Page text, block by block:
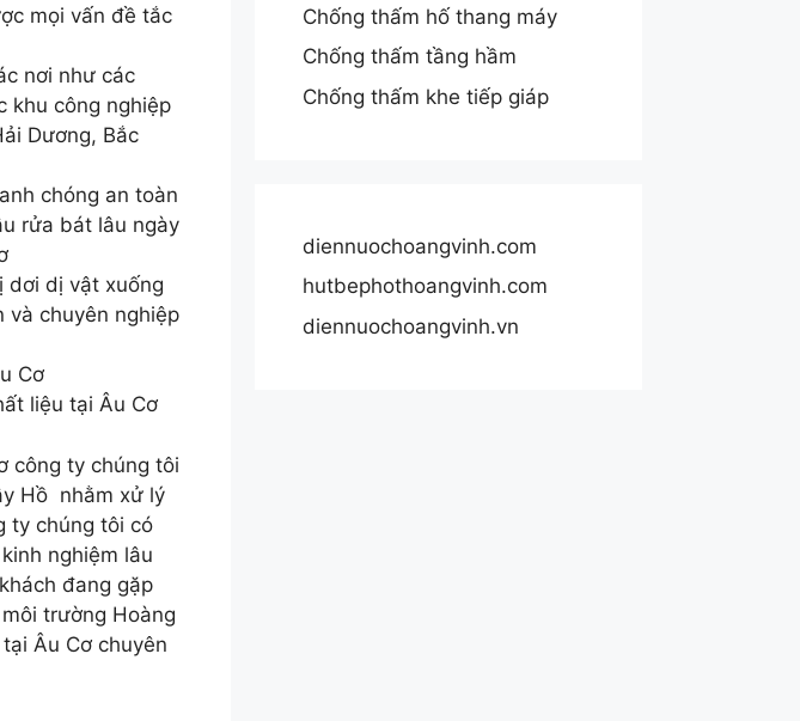
mọi vấn đề tắc
nơi như các
khu công nghiệp
Dương, Bắc
chóng an toàn
rửa bát lâu ngày
dơi dị vật xuống
và chuyên nghiệp
Cơ
liệu tại Âu Cơ
công ty chúng tôi
Hồ nhằm xử lý
ty chúng tôi có
nghiệm lâu
đang gặp
trường Hoàng
Âu Cơ chuyên
Chống thấm hố thang máy
Chống thấm tầng hầm
Chống thấm khe tiếp giáp
diennuochoangvinh.com
hutbephothoangvinh.com
diennuochoangvinh.vn